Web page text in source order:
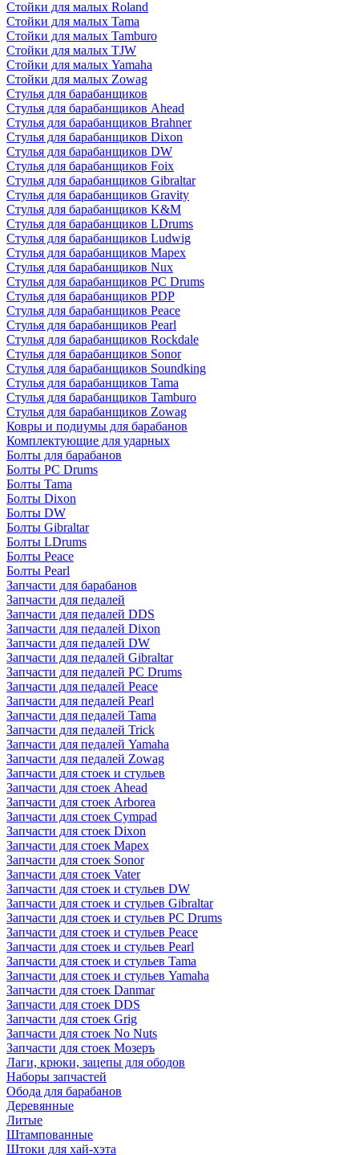
Стойки для малых Roland
Стойки для малых Tama
Стойки для малых Tamburo
Стойки для малых TJW
Стойки для малых Yamaha
Стойки для малых Zowag
Стулья для барабанщиков
Стулья для барабанщиков Ahead
Стулья для барабанщиков Brahner
Стулья для барабанщиков Dixon
Стулья для барабанщиков DW
Стулья для барабанщиков Foix
Стулья для барабанщиков Gibraltar
Стулья для барабанщиков Gravity
Стулья для барабанщиков K&M
Стулья для барабанщиков LDrums
Стулья для барабанщиков Ludwig
Стулья для барабанщиков Mapex
Стулья для барабанщиков Nux
Стулья для барабанщиков PC Drums
Стулья для барабанщиков PDP
Стулья для барабанщиков Peace
Стулья для барабанщиков Pearl
Стулья для барабанщиков Rockdale
Стулья для барабанщиков Sonor
Стулья для барабанщиков Soundking
Стулья для барабанщиков Tama
Стулья для барабанщиков Tamburo
Стулья для барабанщиков Zowag
Ковры и подиумы для барабанов
Комплектующие для ударных
Болты для барабанов
Болты PC Drums
Болты Tama
Болты Dixon
Болты DW
Болты Gibraltar
Болты LDrums
Болты Peace
Болты Pearl
Запчасти для барабанов
Запчасти для педалей
Запчасти для педалей DDS
Запчасти для педалей Dixon
Запчасти для педалей DW
Запчасти для педалей Gibraltar
Запчасти для педалей PC Drums
Запчасти для педалей Peace
Запчасти для педалей Pearl
Запчасти для педалей Tama
Запчасти для педалей Trick
Запчасти для педалей Yamaha
Запчасти для педалей Zowag
Запчасти для стоек и стульев
Запчасти для стоек Ahead
Запчасти для стоек Arborea
Запчасти для стоек Cympad
Запчасти для стоек Dixon
Запчасти для стоек Mapex
Запчасти для стоек Sonor
Запчасти для стоек Vater
Запчасти для стоек и стульев DW
Запчасти для стоек и стульев Gibraltar
Запчасти для стоек и стульев PC Drums
Запчасти для стоек и стульев Peace
Запчасти для стоек и стульев Pearl
Запчасти для стоек и стульев Tama
Запчасти для стоек и стульев Yamaha
Запчасти для стоек Danmar
Запчасти для стоек DDS
Запчасти для стоек Grig
Запчасти для стоек No Nuts
Запчасти для стоек Мозеръ
Лаги, крюки, зацепы для ободов
Наборы запчастей
Обода для барабанов
Деревянные
Литые
Штампованные
Штоки для хай-хэта